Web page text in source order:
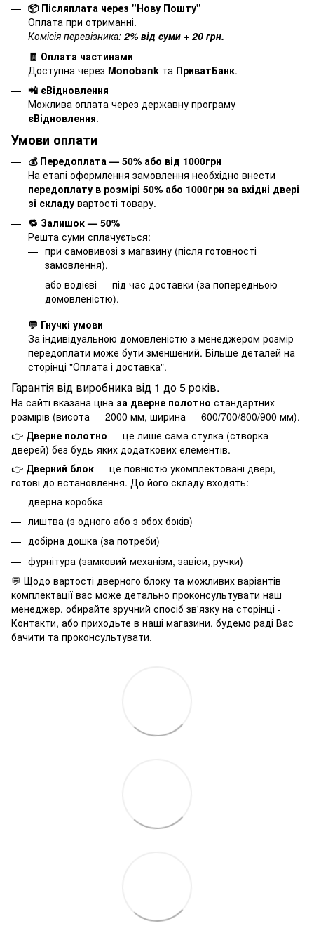
📦 Післяплата через "Нову Пошту"
Оплата при отриманні.
Комісія перевізника: 2% від суми + 20 грн.
🧾 Оплата частинами
Доступна через Monobank та ПриватБанк.
📲 єВідновлення
Можлива оплата через державну програму
єВідновлення.
Умови оплати
💰 Передоплата — 50% або від 1000грн
На етапі оформлення замовлення необхідно внести
передоплату в розмірі 50% або 1000грн за вхідні двері
зі складу вартості товару.
🔁 Залишок — 50%
Решта суми сплачується:
при самовивозі з магазину (після готовності
замовлення),
або водієві — під час доставки (за попередньою
домовленістю).
💬 Гнучкі умови
За індивідуальною домовленістю з менеджером розмір
передоплати може бути зменшений. Більше деталей на
сторінці "Оплата і доставка".
Гарантія від виробника від 1 до 5 років.
На сайті вказана ціна за дверне полотно стандартних
розмірів (висота — 2000 мм, ширина — 600/700/800/900 мм).
👉 Дверне полотно — це лише сама стулка (створка
дверей) без будь-яких додаткових елементів.
👉 Дверний блок — це повністю укомплектовані двері,
готові до встановлення. До його складу входять:
дверна коробка
лиштва (з одного або з обох боків)
добірна дошка (за потреби)
фурнітура (замковий механізм, завіси, ручки)
💬 Щодо вартості дверного блоку та можливих варіантів
комплектації вас може детально проконсультувати наш
менеджер, обирайте зручний спосіб зв'язку на сторінці -
Контакти, або приходьте в наші магазини, будемо раді Вас
бачити та проконсультувати.